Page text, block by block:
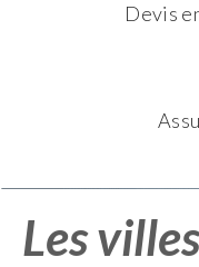
Devis
Les